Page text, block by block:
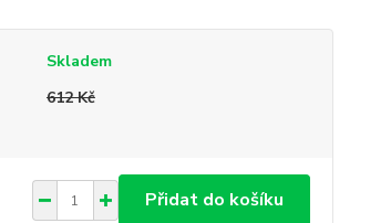
Skladem
612 Kč
Přidat do košíku